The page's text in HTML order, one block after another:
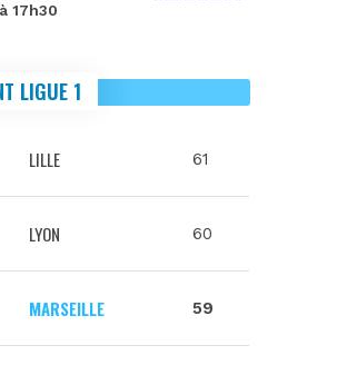
17h30
LIGUE 1
LILLE 61
LYON 60
MARSEILLE 59